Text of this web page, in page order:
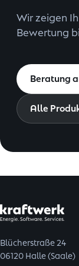
Wir zeigen
Bewertung
Beratung
Alle
Blücherstraße 24
06120 Halle (Saale)